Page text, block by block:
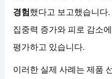
경험했다고 보고했습니다
집중력 증가와 피로 감소
평가하고 있습니다.
이러한 실제 사례는 제품